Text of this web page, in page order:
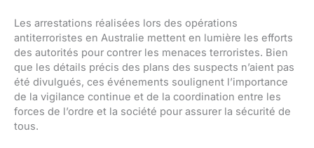
Les arrestations réalisées lors des opérations
antiterroristes en Australie mettent en lumière les efforts
des autorités pour contrer les menaces terroristes. Bien
que les détails précis des plans des suspects n’aient pas
été divulgués, ces événements soulignent l’importance
de la vigilance continue et de la coordination entre les
forces de l’ordre et la société pour assurer la sécurité de
tous.